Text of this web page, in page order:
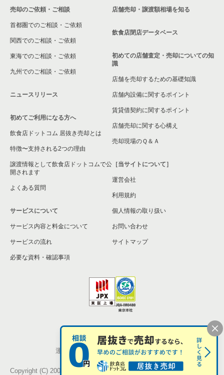
相模原市中央区の飲食店の居抜き売却物件の案件一覧
横浜市保土ケ谷区の飲食店の居抜き売却物件の案件一覧
横浜市旭区の飲食店の居抜き売却物件の案件一覧
横浜市緑区の飲食店の居抜き売却物件の案件一覧
平塚市の飲食店の居抜き売却物件の案件一覧
横浜市港南区の飲食店の居抜き売却物件の案件一覧
横須賀市の飲食店の居抜き売却物件の案件一覧
三浦市の飲食店の居抜き売却物件の案件一覧
藤沢市の飲食店の居抜き売却物件の案件一覧
横浜市栄区の飲食店の居抜き売却物件の案件一覧
横浜市瀬谷区の飲食店の居抜き売却物件の案件一覧
座間市の飲食店の居抜き売却物件の案件一覧
横浜市戸塚区の飲食店の居抜き売却物件の案件一覧
伊勢原市の飲食店の居抜き売却物件の案件一覧
売却のご依頼・ご相談
首都圏でのご相談・ご依頼
関西でのご相談・ご依頼
東海でのご相談・ご依頼
九州でのご相談・ご依頼
ニュースリリース
初めてご利用になる方へ
飲食店ドットコム 居抜き売却とは
特徴〜支持される2つの理由
譲渡情報として飲食店ドットコムで公
開されます
よくある質問
サービスについて
サービス内容と料金について
サービスの流れ
必要な資料・確認事項
店舗売却・譲渡額相場を知る
飲食店閉店データベース
初めての店舗査定・売却についての知
識
店舗を売却するための基礎知識
店舗内設備に関するポイント
賃貸借契約に関するポイント
店舗売却に関する心構え
売却現場のＱ＆Ａ
［当サイトについて］
運営会社
利用規約
個人情報の取り扱い
お問い合わせ
サイトマップ
個人情報の取扱い
運営会社 株式会社シンクロ・フード
Copyright (C) 2005-2026 Synchro Food Co., Ltd.